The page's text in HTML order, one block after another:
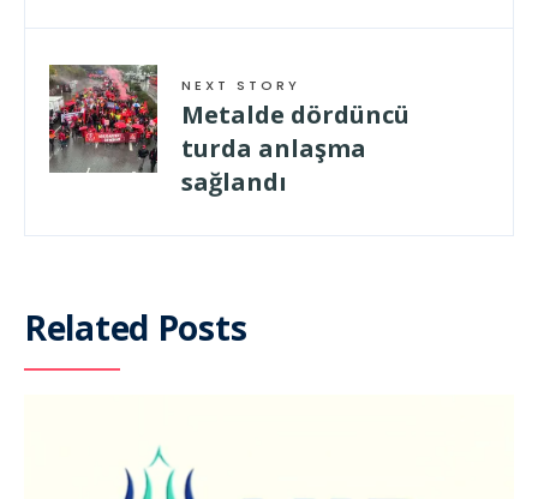
NEXT STORY
Metalde dördüncü
turda anlaşma
sağlandı
Related Posts